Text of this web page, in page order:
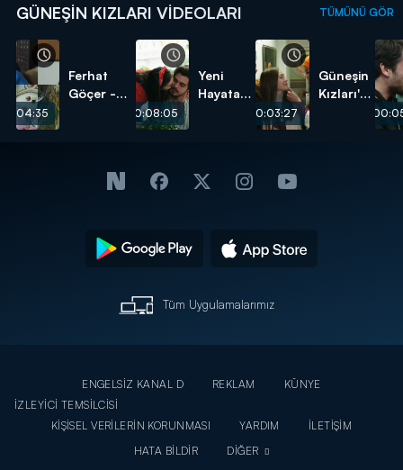
GÜNEŞIN KIZLARI VIDEOLARI TÜMÜNÜ GÖR
Ferhat
Göçer -
00:08:05
Yeni
Hayata
00:03:27
Güneşin
Kızları'na
Tüm Uygulamalarımız
ENGELSİZ KANAL D REKLAM
KÜNYE
İZLEYİCİ TEMSİLCİSİ
KİŞİSEL VERİLERİN KORUNMASI
YARDIM
İLETİŞİM
HATA BİLDİR
DİĞER